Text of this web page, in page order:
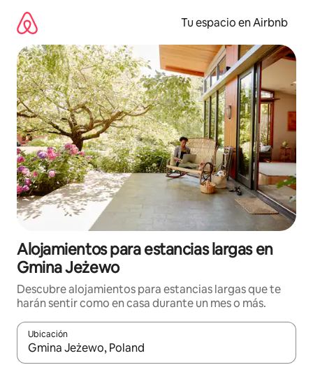
contenido
Tu espacio en Airbnb
Alojamientos para estancias largas en
Gmina Jeżewo
Descubre alojamientos para estancias largas que te
harán sentir como en casa durante un mes o más.
Ubicación
Cuando los resultados estén disponibles, podrás navegar